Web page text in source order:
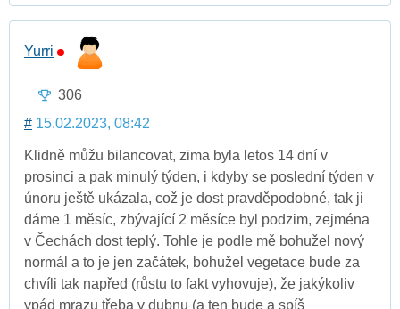
Yurri
306
# 15.02.2023, 08:42
Klidně můžu bilancovat, zima byla letos 14 dní v
prosinci a pak minulý týden, i kdyby se poslední týden v
únoru ještě ukázala, což je dost pravděpodobné, tak ji
dáme 1 měsíc, zbývající 2 měsíce byl podzim, zejména
v Čechách dost teplý. Tohle je podle mě bohužel nový
normál a to je jen začátek, bohužel vegetace bude za
chvíli tak napřed (růstu to fakt vyhovuje), že jakýkoliv
vpád mrazu třeba v dubnu (a ten bude a spíš